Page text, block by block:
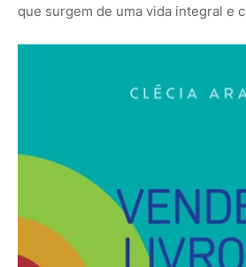
que surgem de uma vida integral e